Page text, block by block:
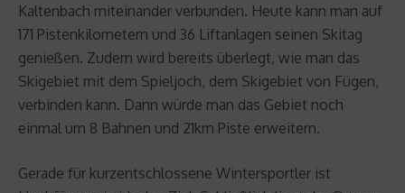
Kaltenbach miteinander verbunden. Heute kann man auf
171 Pistenkilometern und 36 Liftanlagen seinen Skitag
genießen. Zudem wird bereits überlegt, wie man das
Skigebiet mit dem Spieljoch, dem Skigebiet von Fügen,
verbinden kann. Dann würde man das Gebiet noch
einmal um 8 Bahnen und 21km Piste erweitern.
Gerade für kurzentschlossene Wintersportler ist